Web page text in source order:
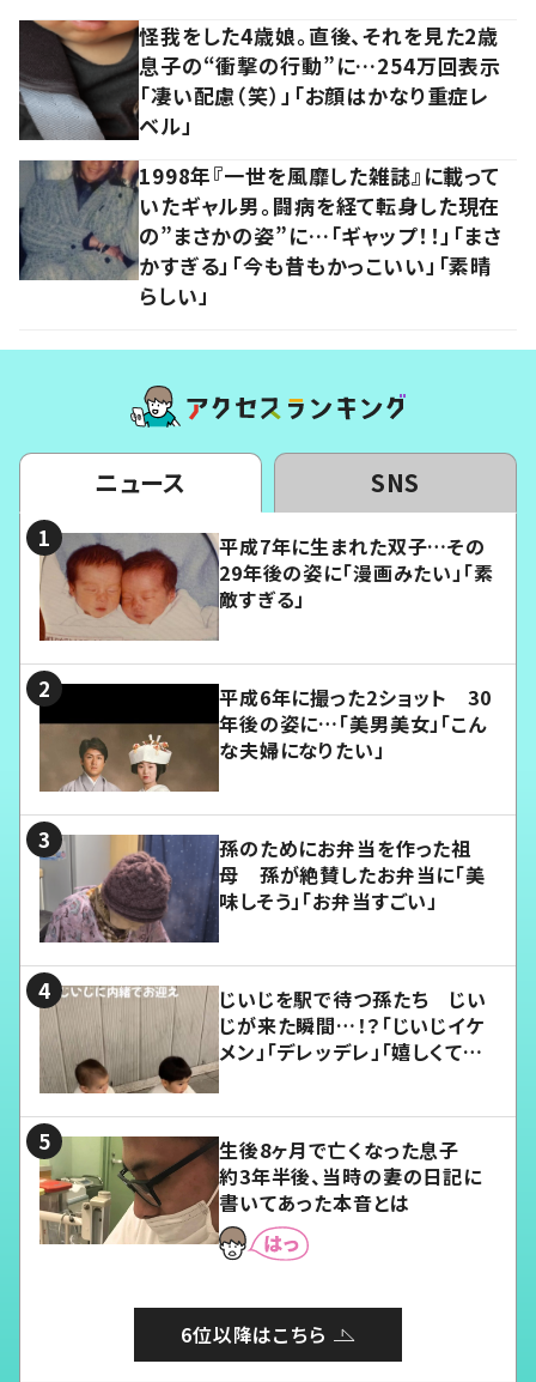
怪我をした4歳娘。直後、それを見た2歳
息子の“衝撃の行動”に…254万回表示
「凄い配慮（笑）」「お顔はかなり重症レ
ベル」
1998年『一世を風靡した雑誌』に載って
いたギャル男。闘病を経て転身した現在
の”まさかの姿”に…「ギャップ！！」「まさ
かすぎる」「今も昔もかっこいい」「素晴
らしい」
ニュース SNS
平成7年に生まれた双子…その
29年後の姿に「漫画みたい」「素
敵すぎる」
平成6年に撮った2ショット 30
年後の姿に…「美男美女」「こん
な夫婦になりたい」
孫のためにお弁当を作った祖
母 孫が絶賛したお弁当に「美
味しそう」「お弁当すごい」
じいじを駅で待つ孫たち じい
じが来た瞬間…！？「じいじイケ
メン」「デレッデレ」「嬉しくて可
生後8ヶ月で亡くなった息子
約3年半後、当時の妻の日記に
書いてあった本音とは
6位以降はこちら